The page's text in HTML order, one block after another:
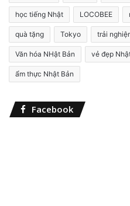
học tiếng Nhật LOCOBEE
quà tặng Tokyo trải
Văn hóa NHật Bản vẻ đẹp
ẩm thực Nhật Bản
Facebook